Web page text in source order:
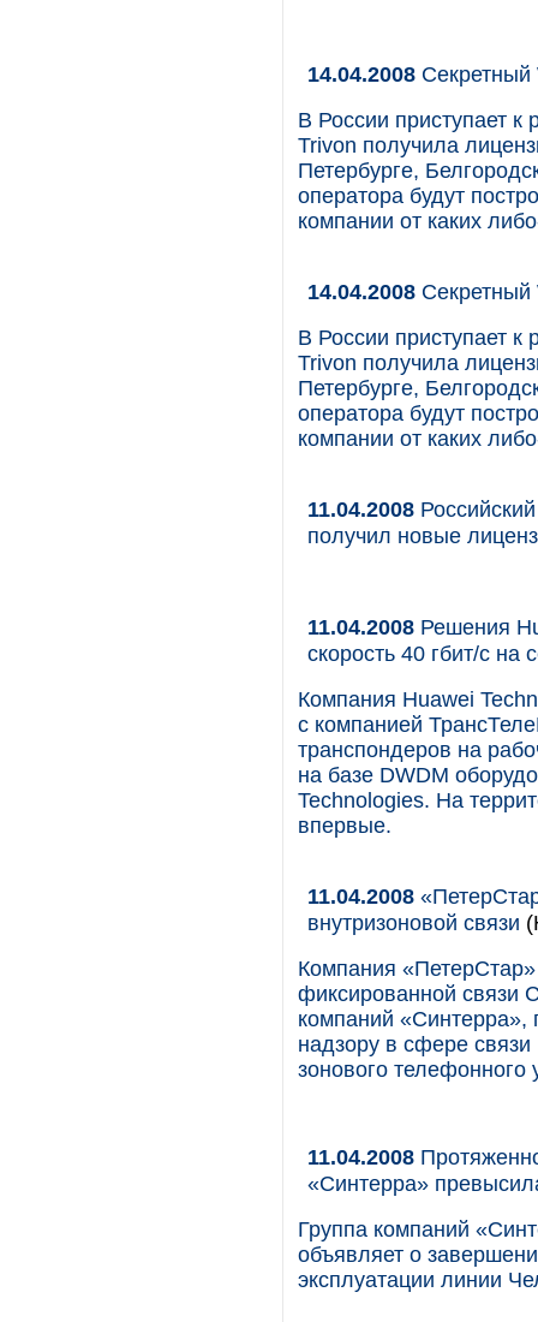
14.04.2008 Секретный
В России приступает
Trivon получила
Петербурге,
оператора будут
компании от каких
14.04.2008 Секретный
В России приступает
Trivon получила
Петербурге,
оператора будут
компании от каких
11.04.2008
получил новые
11.04.2008 Решения
скорость 40 гбит/с
Компания Huawei
с компанией
транспондеров на
на базе DWDM
Technologies. На
впервые.
11.04.2008
внутризоновой связи
Компания
фиксированной связи
компаний
надзору в сфере связи
зонового телефонного
11.04.2008
«Синтерра»
Группа компаний
объявляет о
эксплуатации линии